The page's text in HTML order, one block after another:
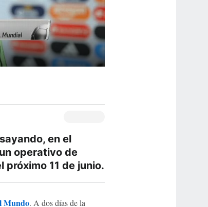
en el
operativo de
11 de junio.
Mundo. A dos días de la